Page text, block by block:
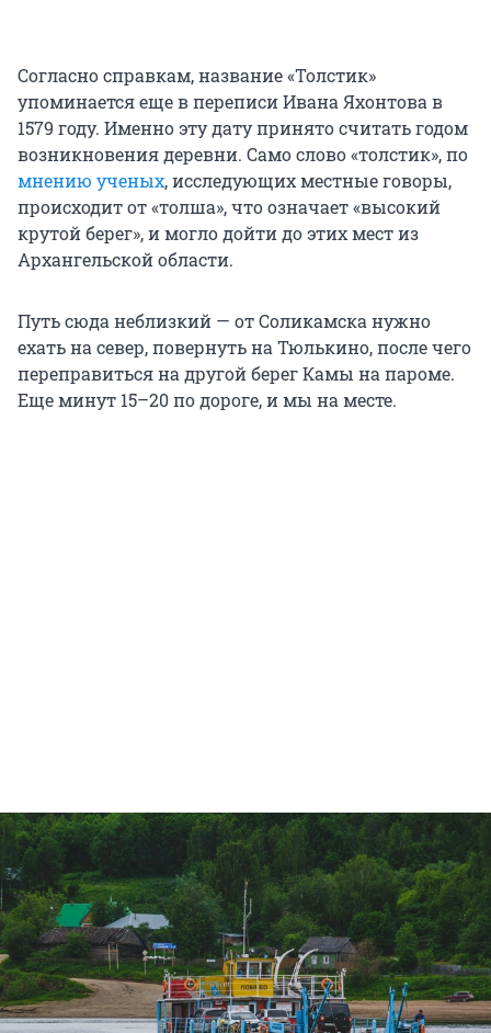
Согласно справкам, название «Толстик»
упоминается еще в переписи Ивана Яхонтова в
1579 году. Именно эту дату принято считать годом
возникновения деревни. Само слово «толстик», по
мнению ученых, исследующих местные говоры,
происходит от «толша», что означает «высокий
крутой берег», и могло дойти до этих мест из
Архангельской области.
Путь сюда неблизкий — от Соликамска нужно
ехать на север, повернуть на Тюлькино, после чего
переправиться на другой берег Камы на пароме.
Еще минут 15–20 по дороге, и мы на месте.